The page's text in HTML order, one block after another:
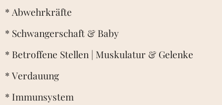
* Abwehrkräfte
* Schwangerschaft & Baby
* Betroffene Stellen | Muskulatur & Gelenke
* Verdauung
* Immunsystem